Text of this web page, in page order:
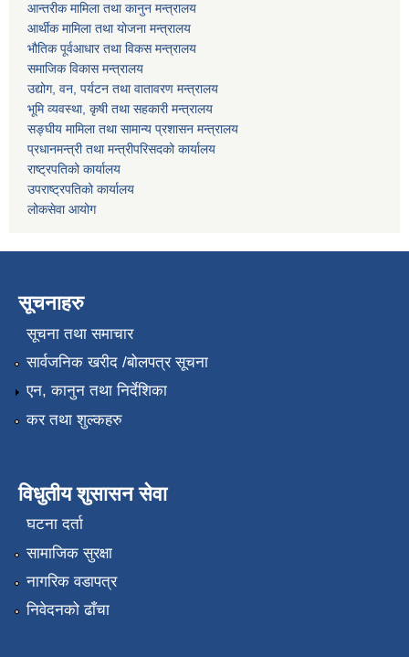
आन्तरीक मामिला तथा कानुन मन्त्रालय
आर्थीक मामिला तथा योजना मन्त्रालय
भौतिक पूर्वआधार तथा विकस मन्त्रालय
समाजिक विकास मन्त्रालय
उद्योग, वन, पर्यटन तथा वातावरण मन्त्रालय
भूमि व्यवस्था, कृषी तथा सहकारी मन्त्रालय
सङ्घीय मामिला तथा सामान्य प्रशासन मन्त्रालय
प्रधानमन्त्री तथा मन्त्रीपरिसदको कार्यालय
राष्ट्रपतिको कार्यालय
उपराष्ट्रपतिको कार्यालय
लोकसेवा आयोग
सूचनाहरु
सूचना तथा समाचार
सार्वजनिक खरीद /बोलपत्र सूचना
एन, कानुन तथा निर्देशिका
कर तथा शुल्कहरु
विधुतीय शुसासन सेवा
घटना दर्ता
सामाजिक सुरक्षा
नागरिक वडापत्र
निवेदनको ढाँचा